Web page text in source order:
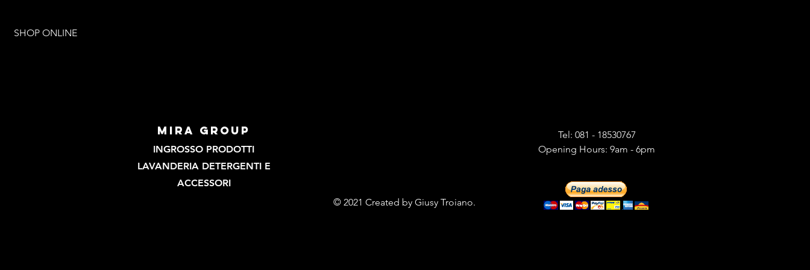
SHOP ONLINE
mira group
INGROSSO PRODOTTI
LAVANDERIA DETERGENTI E
ACCESSORI
Tel: 081 - 18530767
Opening Hours: 9am - 6pm
© 2021 Created by Giusy Troiano.